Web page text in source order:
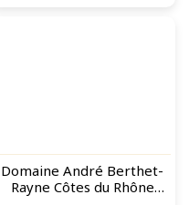
Domaine André Berthet-
Rayne Côtes du Rhône